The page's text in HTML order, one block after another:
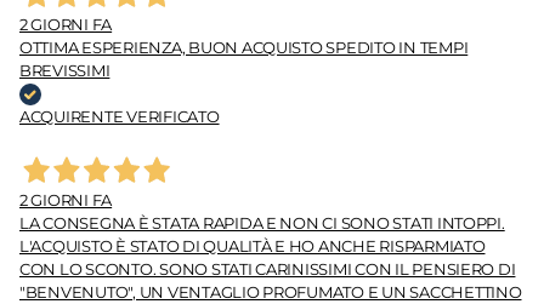
2 GIORNI FA
OTTIMA ESPERIENZA, BUON ACQUISTO SPEDITO IN TEMPI
BREVISSIMI
ACQUIRENTE VERIFICATO
2 GIORNI FA
LA CONSEGNA È STATA RAPIDA E NON CI SONO STATI INTOPPI.
L'ACQUISTO È STATO DI QUALITÀ E HO ANCHE RISPARMIATO
CON LO SCONTO. SONO STATI CARINISSIMI CON IL PENSIERO DI
"BENVENUTO", UN VENTAGLIO PROFUMATO E UN SACCHETTINO